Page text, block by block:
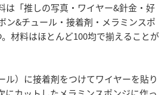
は「推しの写真・ワイヤー&針金・好
ン&チュール・接着剤・メラミンスポ
材料はほとんど100均で揃えることが
ル）に接着剤をつけてワイヤーを貼り